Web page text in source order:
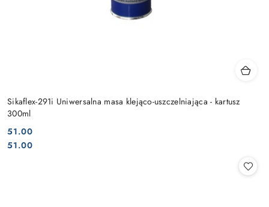
Sikaflex-291i Uniwersalna masa klejąco-uszczelniająca - kartusz
300ml
Cena:
51.00
Cena:
51.00